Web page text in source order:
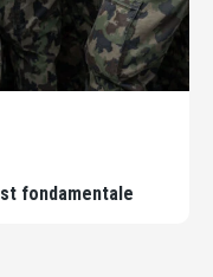
fondamentale